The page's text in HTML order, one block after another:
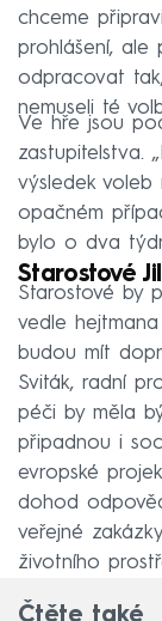
chceme
prohlášení, ale
odpracovat
nemuseli té
Ve hře jsou
zastupitelstva.
výsledek voleb
opačném
bylo o dva
Starostové
Starostové by
vedle
budou mít
Sviták, radní
péči by měla
připadnou i
evropské
dohod
veřejné
životního